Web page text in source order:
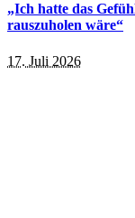
„Ich hatte das
rauszuholen wäre“
17. Juli 2026